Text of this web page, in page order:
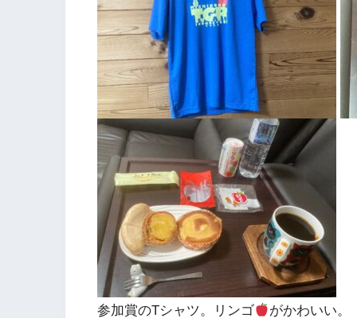
参加賞のTシャツ。リンゴ がかわいい。